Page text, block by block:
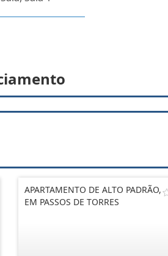
APARTAMENTO DE ALTO PADRÃO,
EM PASSOS DE TORRES